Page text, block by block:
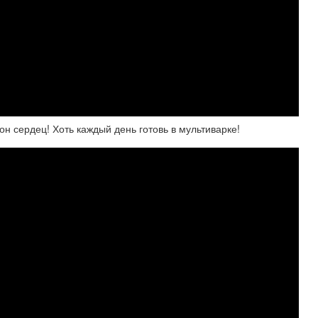
сердец! Хоть каждый день готовь в мультиварке!